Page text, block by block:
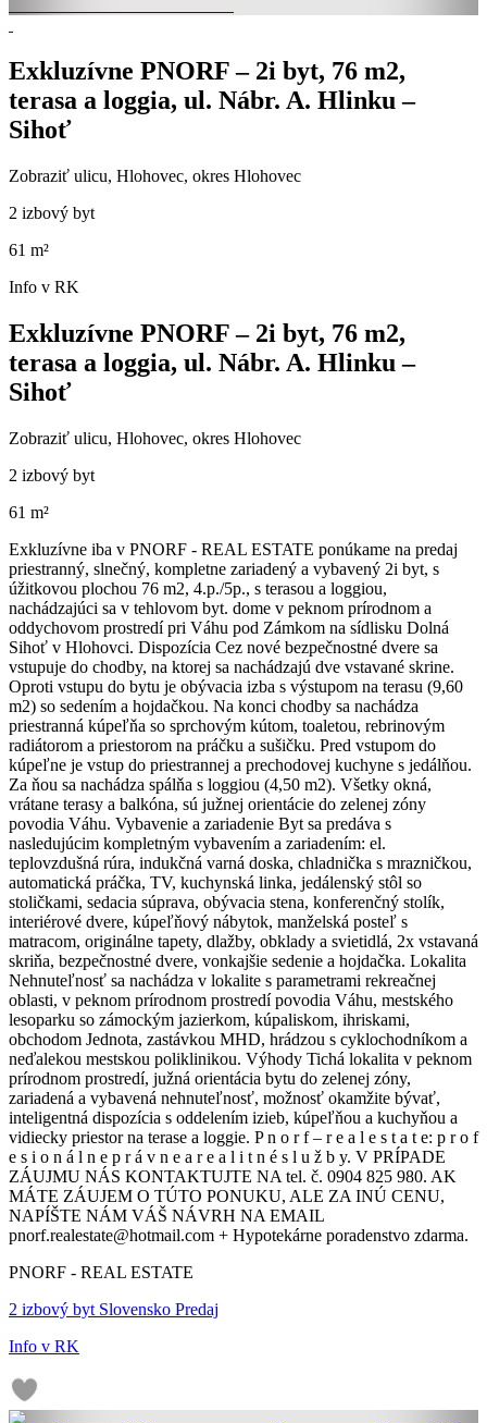
Exkluzívne PNORF – 2i byt, 76 m2,
terasa a loggia, ul. Nábr. A. Hlinku –
Sihoť
Zobraziť ulicu, Hlohovec, okres Hlohovec
2 izbový byt
61 m²
Info v RK
Exkluzívne PNORF – 2i byt, 76 m2,
terasa a loggia, ul. Nábr. A. Hlinku –
Sihoť
Zobraziť ulicu, Hlohovec, okres Hlohovec
2 izbový byt
61 m²
Exkluzívne iba v PNORF - REAL ESTATE ponúkame na predaj
priestranný, slnečný, kompletne zariadený a vybavený 2i byt, s
úžitkovou plochou 76 m2, 4.p./5p., s terasou a loggiou,
nachádzajúci sa v tehlovom byt. dome v peknom prírodnom a
oddychovom prostredí pri Váhu pod Zámkom na sídlisku Dolná
Sihoť v Hlohovci. Dispozícia Cez nové bezpečnostné dvere sa
vstupuje do chodby, na ktorej sa nachádzajú dve vstavané skrine.
Oproti vstupu do bytu je obývacia izba s výstupom na terasu (9,60
m2) so sedením a hojdačkou. Na konci chodby sa nachádza
priestranná kúpeľňa so sprchovým kútom, toaletou, rebrinovým
radiátorom a priestorom na práčku a sušičku. Pred vstupom do
kúpeľne je vstup do priestrannej a prechodovej kuchyne s jedálňou.
Za ňou sa nachádza spálňa s loggiou (4,50 m2). Všetky okná,
vrátane terasy a balkóna, sú južnej orientácie do zelenej zóny
povodia Váhu. Vybavenie a zariadenie Byt sa predáva s
nasledujúcim kompletným vybavením a zariadením: el.
teplovzdušná rúra, indukčná varná doska, chladnička s mrazničkou,
automatická práčka, TV, kuchynská linka, jedálenský stôl so
stoličkami, sedacia súprava, obývacia stena, konferenčný stolík,
interiérové dvere, kúpeľňový nábytok, manželská posteľ s
matracom, originálne tapety, dlažby, obklady a svietidlá, 2x vstavaná
skriňa, bezpečnostné dvere, vonkajšie sedenie a hojdačka. Lokalita
Nehnuteľnosť sa nachádza v lokalite s parametrami rekreačnej
oblasti, v peknom prírodnom prostredí povodia Váhu, mestského
lesoparku so zámockým jazierkom, kúpaliskom, ihriskami,
obchodom Jednota, zastávkou MHD, hrádzou s cyklochodníkom a
neďalekou mestskou poliklinikou. Výhody Tichá lokalita v peknom
prírodnom prostredí, južná orientácia bytu do zelenej zóny,
zariadená a vybavená nehnuteľnosť, možnosť okamžite bývať,
inteligentná dispozícia s oddelením izieb, kúpeľňou a kuchyňou a
vidiecky priestor na terase a loggie. P n o r f – r e a l e s t a t e: p r o f
e s i o n á l n e p r á v n e a r e a l i t n é s l u ž b y. V PRÍPADE
ZÁUJMU NÁS KONTAKTUJTE NA tel. č. 0904 825 980. AK
MÁTE ZÁUJEM O TÚTO PONUKU, ALE ZA INÚ CENU,
NAPÍŠTE NÁM VÁŠ NÁVRH NA EMAIL
pnorf.realestate@hotmail.com + Hypotekárne poradenstvo zdarma.
PNORF - REAL ESTATE
2 izbový byt Slovensko Predaj
Info v RK